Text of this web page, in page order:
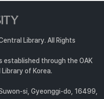
Library. All Rights
established through the OAK
of Korea.
si, Gyeonggi-do, 16499,